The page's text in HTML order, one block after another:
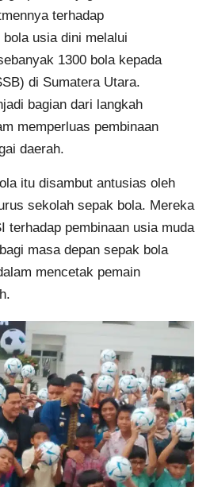
terhadap
usia dini melalui
1300 bola kepada
di Sumatera Utara.
bagian dari langkah
memperluas pembinaan
daerah.
itu disambut antusias oleh
sekolah sepak bola. Mereka
terhadap pembinaan usia muda
masa depan sepak bola
mencetak pemain